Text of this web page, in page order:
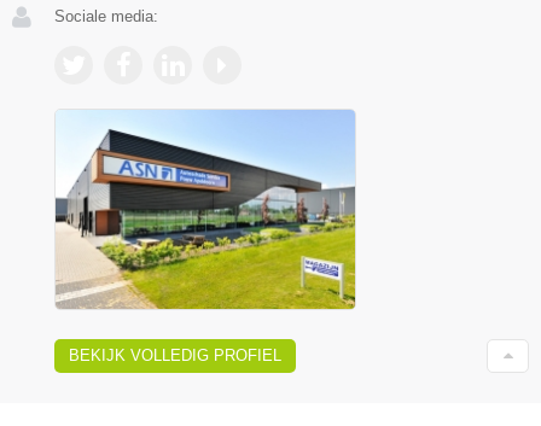
Sociale media:
BEKIJK VOLLEDIG PROFIEL